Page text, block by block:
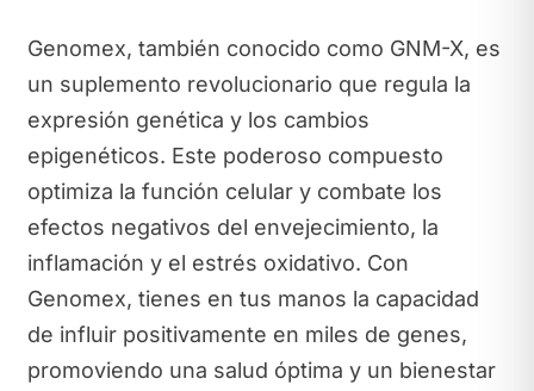
Genomex, también conocido como GNM-X, es
un suplemento revolucionario que regula la
expresión genética y los cambios
epigenéticos. Este poderoso compuesto
optimiza la función celular y combate los
efectos negativos del envejecimiento, la
inflamación y el estrés oxidativo. Con
Genomex, tienes en tus manos la capacidad
de influir positivamente en miles de genes,
promoviendo una salud óptima y un bienestar